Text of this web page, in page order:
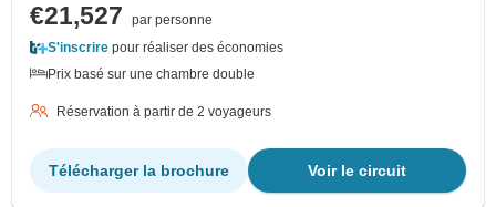
€21,527
par personne
S'inscrire pour réaliser des économies
Prix basé sur une chambre double
Réservation à partir de 2 voyageurs
Voir le circuit
Télécharger la brochure